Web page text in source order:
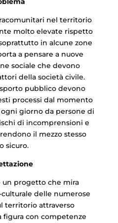
nel territorio
molto elevate rispetto
in alcune zone
a pensare a nuove
sociale che devono
della società civile.
pubblico devono
processi dal momento
giorno da persone di
di incomprensioni e
il mezzo stesso
sicuro.
un progetto che mira
culturale delle numerose
territorio attraverso
figura con competenze